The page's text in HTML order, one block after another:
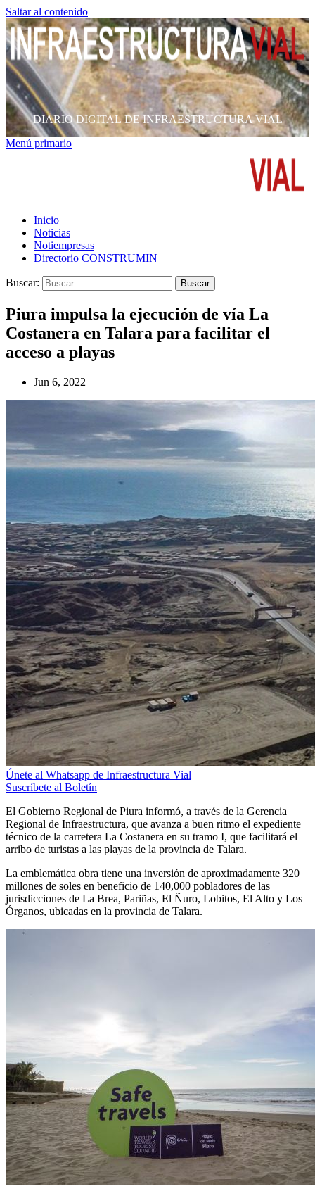
Saltar al contenido
DIARIO DIGITAL DE INFRAESTRUCTURA VIAL
Menú primario
Inicio
Noticias
Notiempresas
Directorio CONSTRUMIN
Buscar:
Piura impulsa la ejecución de vía La
Costanera en Talara para facilitar el
acceso a playas
Jun 6, 2022
Únete al Whatsapp de Infraestructura Vial
Suscríbete al Boletín
El Gobierno Regional de Piura informó, a través de la Gerencia
Regional de Infraestructura, que avanza a buen ritmo el expediente
técnico de la carretera La Costanera en su tramo I, que facilitará el
arribo de turistas a las playas de la provincia de Talara.
La emblemática obra tiene una inversión de aproximadamente 320
millones de soles en beneficio de 140,000 pobladores de las
jurisdicciones de La Brea, Pariñas, El Ñuro, Lobitos, El Alto y Los
Órganos, ubicadas en la provincia de Talara.